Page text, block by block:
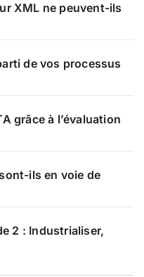
XML ne peuvent-ils
de vos processus
grâce à l’évaluation
ils en voie de
2 : Industrialiser,